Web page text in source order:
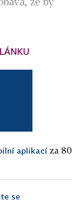
aplikací za 80
se